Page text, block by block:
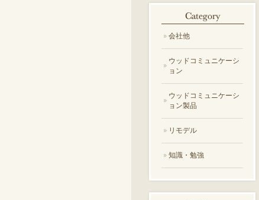
会社他
ウッドコミュニケーシ
ョン
ウッドコミュニケーシ
ョン製品
リモデル
知識・勉強